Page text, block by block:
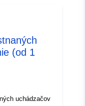
(od 1
uchádzačov